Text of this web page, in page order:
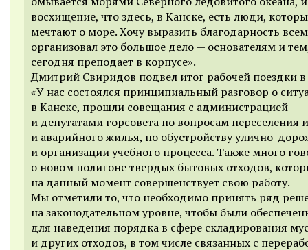
восхищение, что здесь, в Канске, есть люди,
мечтают о море. Хочу выразить благодарность
организовал это большое дело — основателям и
сегодня преподает в корпусе».
Дмитрий Свиридов подвел итог рабочей поездки
«У нас состоялся принципиальный разговор о
в Канске, прошли совещания с администрацией
и депутатами горсовета по вопросам переселения
и аварийного жилья, по обустройству улично-
и организации учебного процесса. Также много
о новом полигоне твердых бытовых отходов,
на данный момент совершенствует свою работу.
Мы отметили то, что необходимо принять ряд
на законодательном уровне, чтобы были
для наведения порядка в сфере складирования
и других отходов, в том числе связанных с